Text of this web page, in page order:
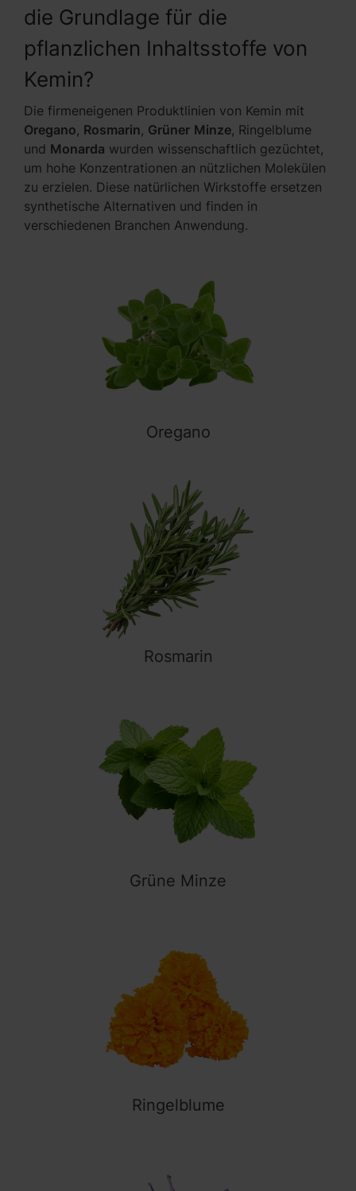
die Grundlage für die
pflanzlichen Inhaltsstoffe von
Kemin?
Die firmeneigenen Produktlinien von Kemin mit
Oregano, Rosmarin, Grüner Minze, Ringelblume
und Monarda wurden wissenschaftlich gezüchtet,
um hohe Konzentrationen an nützlichen Molekülen
zu erzielen. Diese natürlichen Wirkstoffe ersetzen
synthetische Alternativen und finden in
verschiedenen Branchen Anwendung.
Oregano
Rosmarin
Grüne Minze
Ringelblume